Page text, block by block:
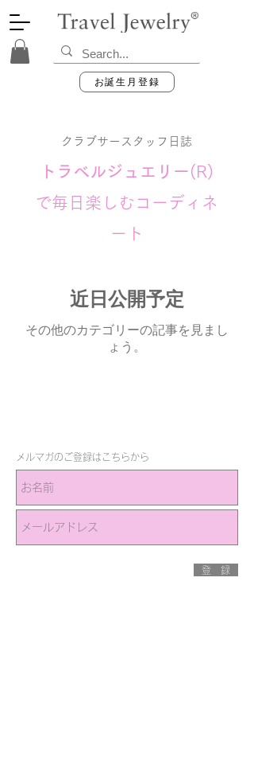
お誕生月登録
クラブサースタッフ日誌
トラベルジュエリー(R)
で毎日楽しむコーディネ
ート
近日公開予定
その他のカテゴリーの記事を見まし
ょう。
メルマガのご登録はこちらから
登 録